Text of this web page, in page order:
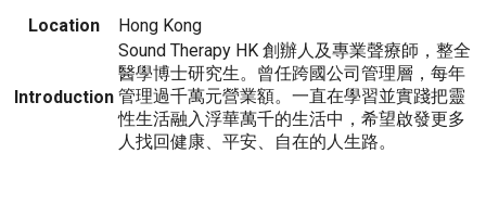
Location Hong Kong
Introduction
Sound Therapy HK 創辦人及專業聲療師，整全
醫學博士研究生。曾任跨國公司管理層，每年
管理過千萬元營業額。一直在學習並實踐把靈
性生活融入浮華萬千的生活中，希望啟發更多
人找回健康、平安、自在的人生路。